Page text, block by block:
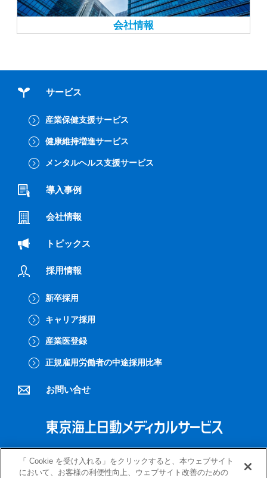
会社情報
サービス
産業保健支援サービス
健康維持増進サービス
メンタルヘルス支援サービス
導入事例
会社情報
トピックス
採用情報
新卒採用
キャリア採用
産業医登録
正規雇用労働者の中途採用比率
お問い合せ
プライバシーポリシー クッキーポリシー
「 Cookie を受け入れる」をクリックすると、本ウェブサイト
において、お客様の利便性向上、ウェブサイト改善のための